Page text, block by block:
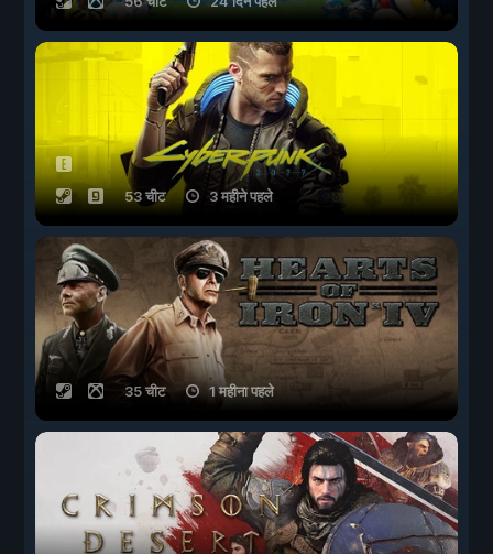
53 चीट 3 महीने पहले
35 चीट 1 महीना पहले